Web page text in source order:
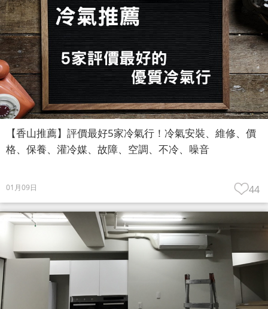
【香山推薦】評價最好5家冷氣行！冷氣安裝、維修、價
格、保養、灌冷媒、故障、空調、不冷、噪音
01月09日 44